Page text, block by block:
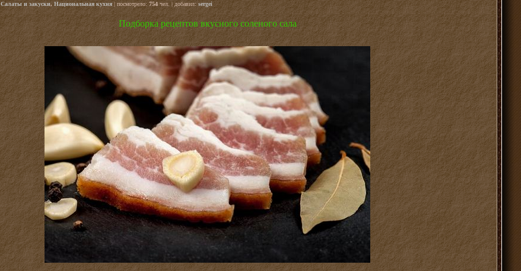
Салаты и закуски,Национальная кухня| посмотрело: 754 чел. | добавил:sergei
Подборка рецептов вкусного соленого сала